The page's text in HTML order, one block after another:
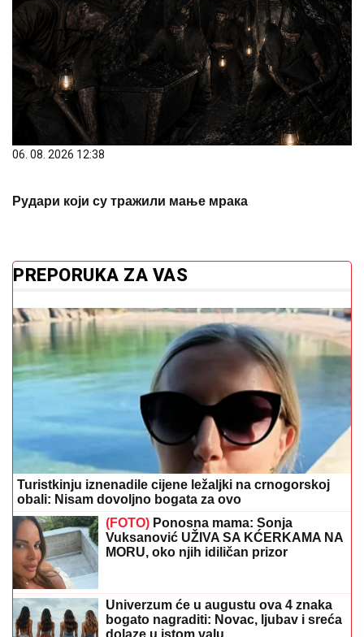
06. 08. 2026 12:38
Рудари који су тражили мање мрака
PREPORUKA ZA VAS
Turistkinju iznenadile cijene ležaljki na crnogorskoj
obali: Nisam dovoljno bogata za ovo
(FOTO) Ponosna mama: Sonja
Vuksanović UŽIVA SA KĆERKAMA NA
MORU, oko njih idiličan prizor
Univerzum će u augustu ova 4 znaka
bogato nagraditi: Novac, ljubav i sreća
dolaze u istom valu